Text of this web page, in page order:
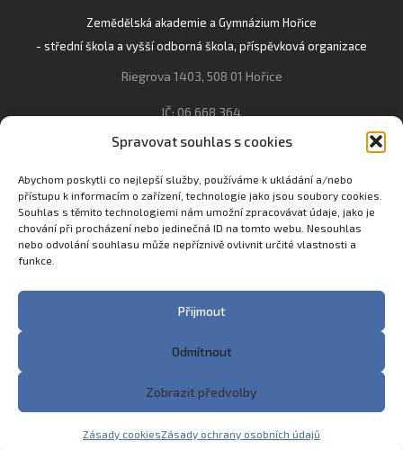
Spravovat souhlas s cookies
Abychom poskytli co nejlepší služby, používáme k ukládání a/nebo
přístupu k informacím o zařízení, technologie jako jsou soubory cookies.
Souhlas s těmito technologiemi nám umožní zpracovávat údaje, jako je
chování při procházení nebo jedinečná ID na tomto webu. Nesouhlas
nebo odvolání souhlasu může nepříznivě ovlivnit určité vlastnosti a
funkce.
Přijmout
Odmítnout
Zobrazit předvolby
Zásady cookiesZásady ochrany osobních údajů
Zemědělská akademie a Gymnázium Hořice
- střední škola a vyšší odborná škola, příspěvková organizace
Riegrova 1403, 508 01 Hořice
IČ: 06 668 364
493 623 021, 493 623 022
info@gozhorice.cz
www.zaghorice.cz
Pověřenec pro ochranu osobních údajů:
Innovation One s.r.o. IČO: 04734807 Březenecká 4808 430 04
Filip Šikola +420 775 992 451 filip.sikola@innone.cz
Hořice
Made with♥in Trutnov byeStation.cz